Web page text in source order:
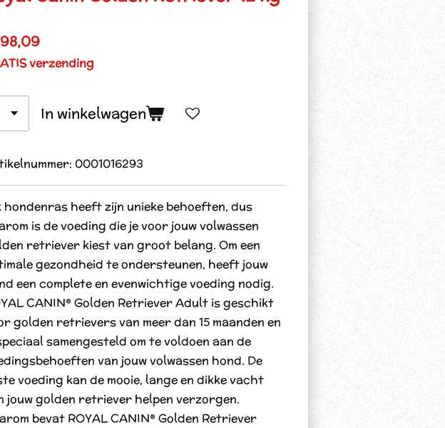
verzending
In winkelwagen
0001016293
hondenras heeft zijn unieke behoeften, dus
is de voeding die je voor jouw volwassen
retriever kiest van groot belang. Om een
gezondheid te ondersteunen, heeft jouw
een complete en evenwichtige voeding nodig.
CANIN® Golden Retriever Adult is geschikt
golden retrievers van meer dan 15 maanden en
samengesteld om te voldoen aan de
van jouw volwassen hond. De
voeding kan de mooie, lange en dikke vacht
jouw golden retriever helpen verzorgen.
bevat ROYAL CANIN® Golden Retriever